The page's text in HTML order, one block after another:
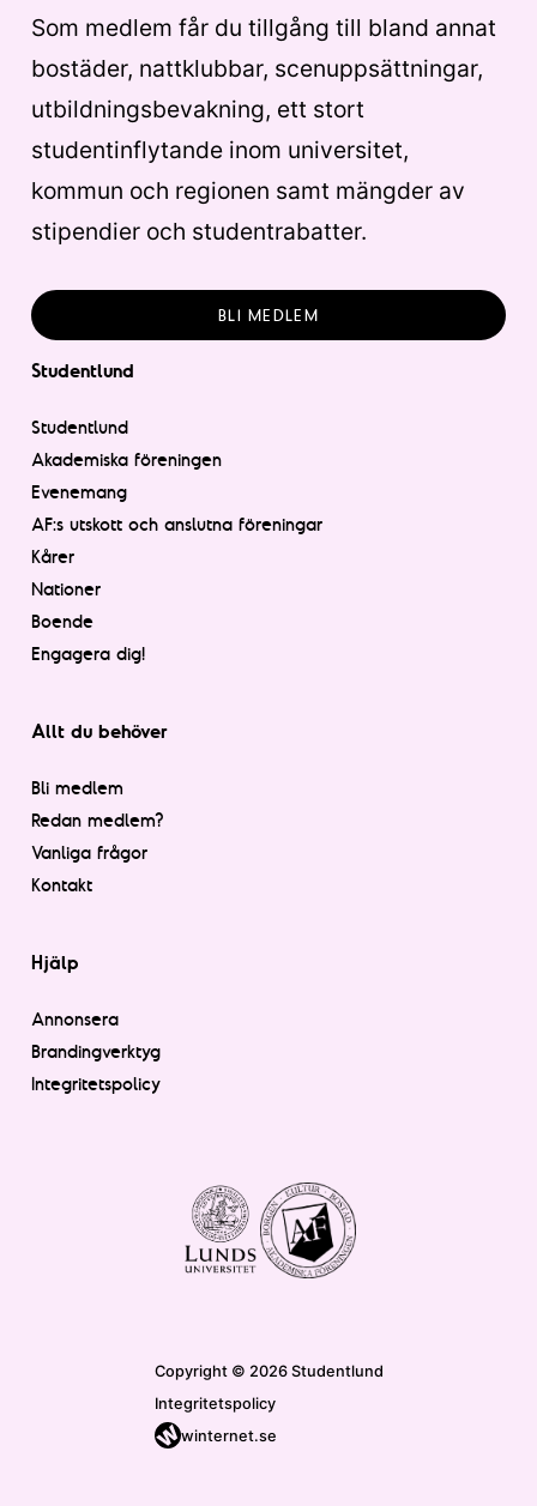
Som medlem får du tillgång till bland annat
bostäder, nattklubbar, scenuppsättningar,
utbildningsbevakning, ett stort
studentinflytande inom universitet,
kommun och regionen samt mängder av
stipendier och studentrabatter.
BLI MEDLEM
Studentlund
Studentlund
Akademiska föreningen
Evenemang
AF:s utskott och anslutna föreningar
Kårer
Nationer
Boende
Engagera dig!
Allt du behöver
Bli medlem
Redan medlem?
Vanliga frågor
Kontakt
Hjälp
Annonsera
Brandingverktyg
Integritetspolicy
Copyright © 2026 Studentlund
Integritetspolicy
winternet.se